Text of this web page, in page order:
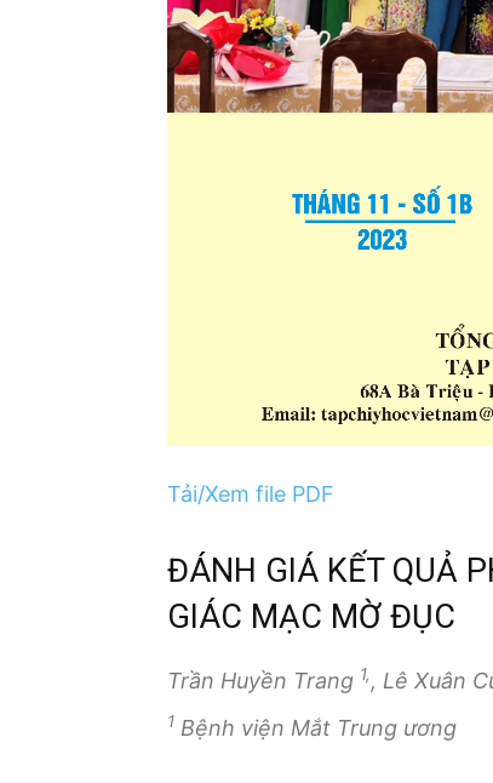
Tải/Xem file PDF
ĐÁNH GIÁ KẾT QUẢ
GIÁC MẠC MỜ ĐỤC
Trần Huyền Trang 1,, Lê Xuân
1 Bệnh viện Mắt Trung ương